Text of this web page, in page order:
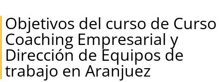
Objetivos del curso de Curso
Coaching Empresarial y
Dirección de Equipos de
trabajo en Aranjuez